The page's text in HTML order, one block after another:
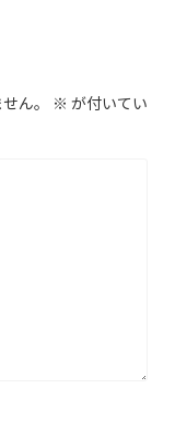
ん。 ※ が付いてい